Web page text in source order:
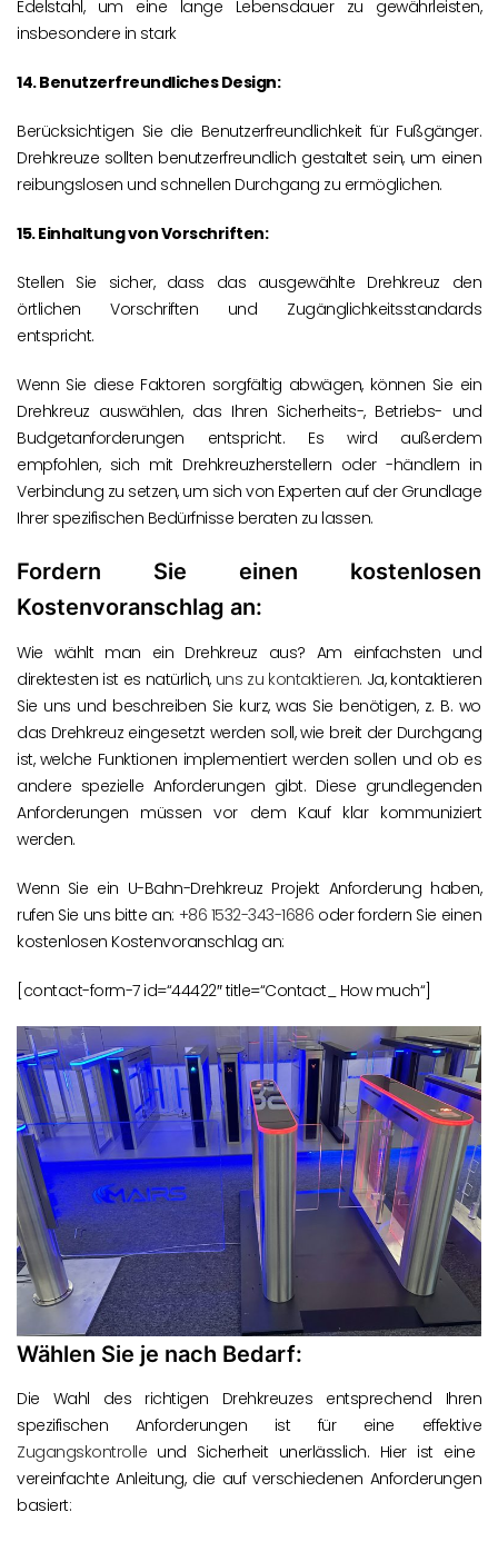
Edelstahl, um eine lange Lebensdauer zu gewährleisten,
insbesondere in stark
14. Benutzerfreundliches Design:
Berücksichtigen Sie die Benutzerfreundlichkeit für Fußgänger.
Drehkreuze sollten benutzerfreundlich gestaltet sein, um einen
reibungslosen und schnellen Durchgang zu ermöglichen.
15. Einhaltung von Vorschriften:
Stellen Sie sicher, dass das ausgewählte Drehkreuz den
örtlichen Vorschriften und Zugänglichkeitsstandards
entspricht.
Wenn Sie diese Faktoren sorgfältig abwägen, können Sie ein
Drehkreuz auswählen, das Ihren Sicherheits-, Betriebs- und
Budgetanforderungen entspricht. Es wird außerdem
empfohlen, sich mit Drehkreuzherstellern oder -händlern in
Verbindung zu setzen, um sich von Experten auf der Grundlage
Ihrer spezifischen Bedürfnisse beraten zu lassen.
Fordern Sie einen kostenlosen
Kostenvoranschlag an:
Wie wählt man ein Drehkreuz aus? Am einfachsten und
direktesten ist es natürlich, uns zu kontaktieren. Ja, kontaktieren
Sie uns und beschreiben Sie kurz, was Sie benötigen, z. B. wo
das Drehkreuz eingesetzt werden soll, wie breit der Durchgang
ist, welche Funktionen implementiert werden sollen und ob es
andere spezielle Anforderungen gibt. Diese grundlegenden
Anforderungen müssen vor dem Kauf klar kommuniziert
werden.
Wenn Sie ein U-Bahn-Drehkreuz Projekt Anforderung haben,
rufen Sie uns bitte an: +86 1532-343-1686 oder fordern Sie einen
kostenlosen Kostenvoranschlag an:
[contact-form-7 id=“44422″ title=“Contact_ How much“]
Wählen Sie je nach Bedarf:
Die Wahl des richtigen Drehkreuzes entsprechend Ihren
spezifischen Anforderungen ist für eine effektive
Zugangskontrolle und Sicherheit unerlässlich. Hier ist eine
vereinfachte Anleitung, die auf verschiedenen Anforderungen
basiert: